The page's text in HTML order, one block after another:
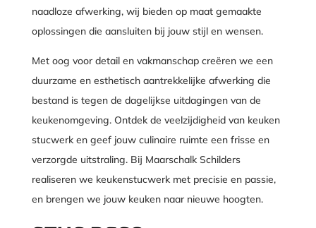
naadloze afwerking, wij bieden op maat gemaakte
oplossingen die aansluiten bij jouw stijl en wensen.
Met oog voor detail en vakmanschap creëren we een
duurzame en esthetisch aantrekkelijke afwerking die
bestand is tegen de dagelijkse uitdagingen van de
keukenomgeving. Ontdek de veelzijdigheid van keuken
stucwerk en geef jouw culinaire ruimte een frisse en
verzorgde uitstraling. Bij Maarschalk Schilders
realiseren we keukenstucwerk met precisie en passie,
en brengen we jouw keuken naar nieuwe hoogten.